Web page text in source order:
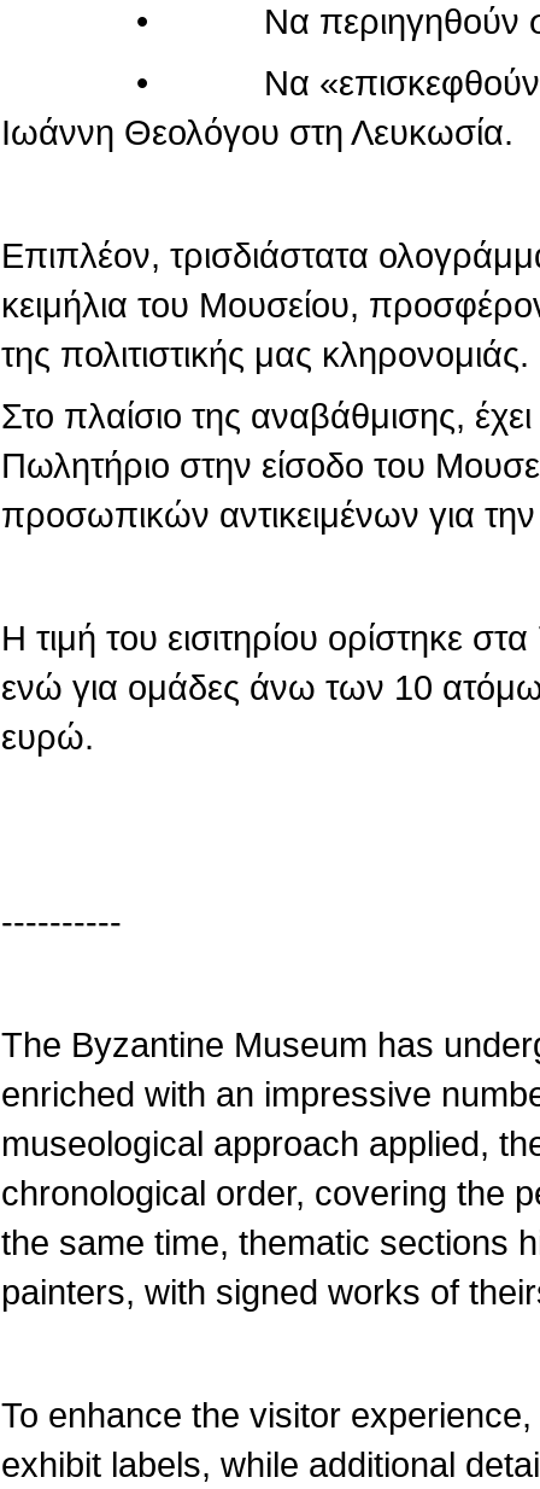
• Να περιηγηθούν στον
• Να «επισκεφθούν» τον
Ιωάννη Θεολόγου στη Λευκωσία.
Επιπλέον, τρισδιάστατα
κειμήλια του Μουσείου,
της πολιτιστικής μας κληρονομιάς.
Στο πλαίσιο της αναβάθμισης,
Πωλητήριο στην είσοδο του
προσωπικών αντικειμένων για
Η τιμή του εισιτηρίου ορίστηκε
ενώ για ομάδες άνω των 10
ευρώ.
----------
The Byzantine Museum has
enriched with an impressive
museological approach applied,
chronological order, covering the
the same time, thematic sections
painters, with signed works of
To enhance the visitor
exhibit labels, while additional